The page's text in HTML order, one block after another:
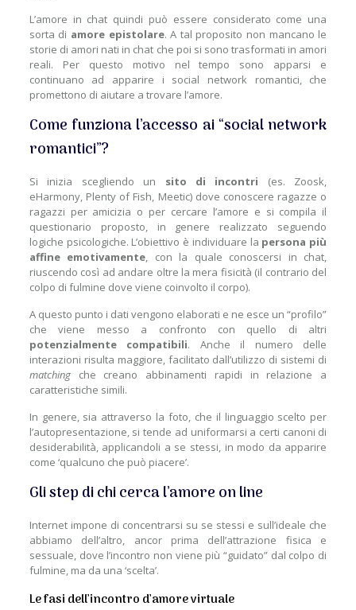
L’amore in chat quindi può essere considerato come una
sorta di amore epistolare. A tal proposito non mancano le
storie di amori nati in chat che poi si sono trasformati in amori
reali. Per questo motivo nel tempo sono apparsi e
continuano ad apparire i social network romantici, che
promettono di aiutare a trovare l’amore.
Come funziona l’accesso ai “social network
romantici”?
Si inizia scegliendo un sito di incontri (es. Zoosk,
eHarmony, Plenty of Fish, Meetic) dove conoscere ragazze o
ragazzi per amicizia o per cercare l’amore e si compila il
questionario proposto, in genere realizzato seguendo
logiche psicologiche. L’obiettivo è individuare la persona più
affine emotivamente, con la quale conoscersi in chat,
riuscendo così ad andare oltre la mera fisicità (il contrario del
colpo di fulmine dove viene coinvolto il corpo).
A questo punto i dati vengono elaborati e ne esce un “profilo”
che viene messo a confronto con quello di altri
potenzialmente compatibili. Anche il numero delle
interazioni risulta maggiore, facilitato dall’utilizzo di sistemi di
matchingche creano abbinamenti rapidi in relazione a
caratteristiche simili.
In genere, sia attraverso la foto, che il linguaggio scelto per
l’autopresentazione, si tende ad uniformarsi a certi canoni di
desiderabilità, applicandoli a se stessi, in modo da apparire
come ‘qualcuno che può piacere’.
Gli step di chi cerca l’amore on line
Internet impone di concentrarsi su se stessi e sull’ideale che
abbiamo dell’altro, ancor prima dell’attrazione fisica e
sessuale, dove l’incontro non viene più “guidato” dal colpo di
fulmine, ma da una ‘scelta’.
Le fasi dell’incontro d’amore virtuale